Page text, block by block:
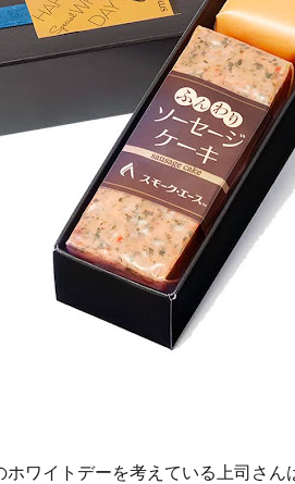
ホワイトデーを考えている上司さ